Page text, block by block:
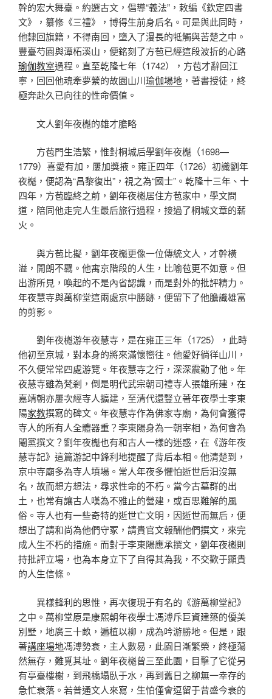
幹的宏大舞臺。約選古文，倡導“義法”，敕編《欽定四書
文》，纂修《三禮》，博得生前身后名。可是與此同時，
他隸回旗籍，不得南回，墮入了漫長的牴觸與苦楚之中。
豐臺芍園與潭柘溪山，便銘刻了方苞已經這段波折的心路
瑜伽教室過程。直至乾隆七年（1742），方苞才辭回江
寧，回回他魂牽夢縈的故園山川瑜伽場地 ，著書授徒，終
極奔赴久已向往的性命價值。
文人劉年夜櫆的雄才膽略
方苞門生浩繁，惟對桐城后學劉年夜櫆（1698—
1779）喜愛有加，屢加獎掖。雍正四年（1726）初識劉年
夜櫆，便認為“昌黎復出”，視之為“國士”。乾隆十三年、十
四年，方苞臨終之前，劉年夜櫆居住方苞家中，學文問
道，陪同他走完人生最后旅行過程，接過了桐城文章的薪
火。
與方苞比擬，劉年夜櫆更像一位傳統文人，才幹橫
溢，開朗不羈。他寓京階段的人生，比喻苞更不如意。但
出游所見，喚起的不是內省認識，而是對外的批評精力。
年夜慧寺與萬柳堂這兩處京中勝跡，便留下了他膽識雄富
的剪影。
劉年夜櫆游年夜慧寺，是在雍正三年（1725），此時
他初至京城，對本身的將來滿懷嚮往。他愛好徜徉山川，
不久便常常四處游覽。年夜慧寺之行，深深震動了他。年
夜慧寺雖為梵剎，倒是明代武宗朝司禮寺人張雄所建，在
嘉靖朝亦屢次經寺人擴建，至清代還豎立著年夜學士李東
陽家教撰寫的碑文。年夜慧寺作為佛家寺廟，為何會獲得
寺人的所有人全體器重？李東陽身為一朝宰相，為何會為
閹黨撰文？劉年夜櫆也有和古人一樣的迷惑，在《游年夜
慧寺記》這篇游記中鋒利地提醒了背后本相。他清楚到，
京中寺廟多為寺人墳場。常人年夜多懼怕逝世后汩沒無
名，故而想方想法，尋求性命的不朽。當今古墓群的出
土，也常有讓古人嘆為不雅止的營建，或百思難解的風
俗。寺人也有一些奇特的逝世亡文明，因逝世而無后，便
想出了請和尚為他們守冢，請貴官文報酬他們撰文，來完
成人生不朽的措施。而對于李東陽應承撰文，劉年夜櫆則
持批評立場，也為本身立下了自得其為我，不交歡于顯貴
的人生信條。
異樣鋒利的思惟，再次復現于有名的《游萬柳堂記》
之中。萬柳堂原是康熙朝年夜學士馮溥斥巨資建築的優美
別墅，地廣三十畝，遍植以柳，成為吟游勝地。但是，跟
著講座場地馮溥勢衰，主人數易，此園日漸繁榮，終極蕩
然無存，難覓其址。劉年夜櫆曾三至此園，目擊了它從另
有亭臺樓榭，到飛橋塌臥于水，再到舊日之柳無一幸存的
急忙衰落。若普通文人來寫，生怕僅會逗留于昔盛今衰的